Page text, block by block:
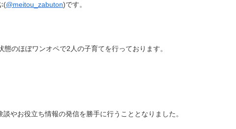
(@meitou_zabuton)です。
のほぼワンオペで2人の子育てを行っております。
やお役立ち情報の発信を勝手に行うこととなりました。